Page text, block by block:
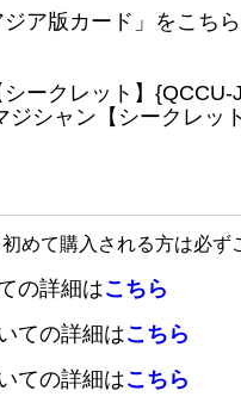
ア版カード」をこち
ークレット】
シャン【シークレッ
めて購入される方は必ず
の詳細はこちら
ての詳細はこちら
ての詳細はこちら